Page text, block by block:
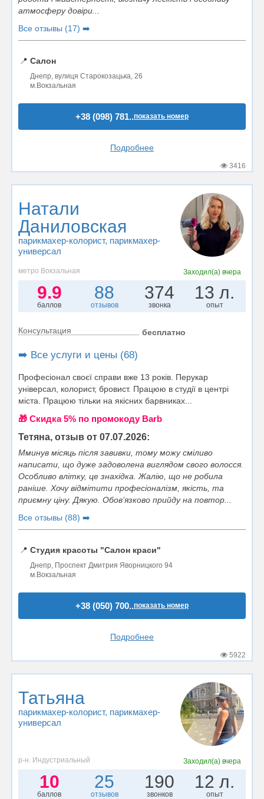
атмосферу довіри...
Все отзывы (17) ➡️
📍 Салон
Днепр, вулиця Старокозацька, 26
м.Вокзальная
+38 (098) 781..показать номер
Подробнее
3416
Натали
Даниловская
парикмахер-колорист, парикмахер-
универсал
метро Вокзальная Заходил(а)вчера
9.9
баллов
88
отзывов
374
звонка
13 л.
опыт
Консультация бесплатно
➡️ Все услуги и цены (68)
Професіонал своєї справи вже 13 років. Перукар
універсал, колорист, бровист. Працюю в студії в центрі
міста. Працюю тільки на якісних барвниках...
🎁 Cкидка 5% по промокоду Barb
Тетяна, отзыв от 07.07.2026:
Мминув місяць після завивки, тому можу сміливо
написати, що дуже задоволена виглядом свого волосся.
Особливо влітку, це знахідка. Жалію, що не робила
раніше. Хочу відмітити професіоналізм, якість, та
приємну ціну. Дякую. Обов’язково прийду на повтор...
Все отзывы (88) ➡️
📍 Студия красоты "Салон краси"
Днепр, Проспект Дмитрия Яворницкого 94
м.Вокзальная
+38 (050) 700..показать номер
Подробнее
5922
Татьяна
парикмахер-колорист, парикмахер-
универсал
р-н. Индустриальный Заходил(а)вчера
10
баллов
25
отзывов
190
звонков
12 л.
опыт